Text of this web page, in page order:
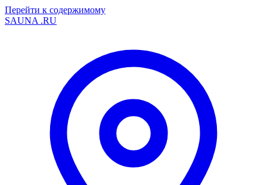
Перейти к содержимому
SAUNA .RU